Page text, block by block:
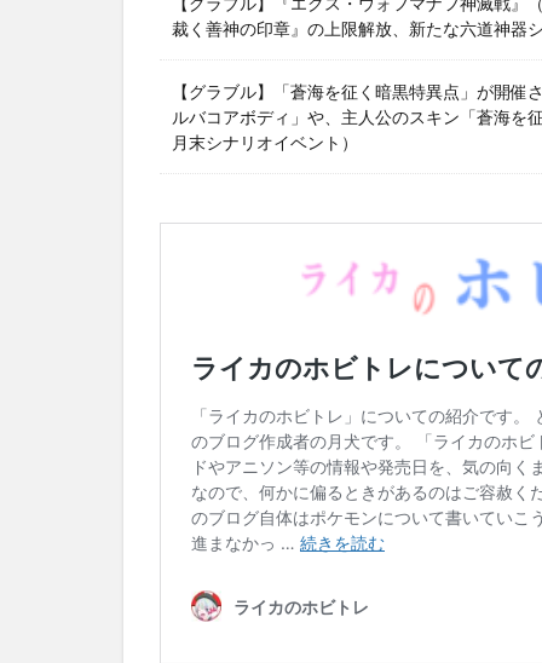
裁く善神の印章』の上限解放、新たな六道神器
【グラブル】「蒼海を征く暗黒特異点」が開
ルバコアボディ」や、主人公のスキン「蒼海を
月末シナリオイベント）